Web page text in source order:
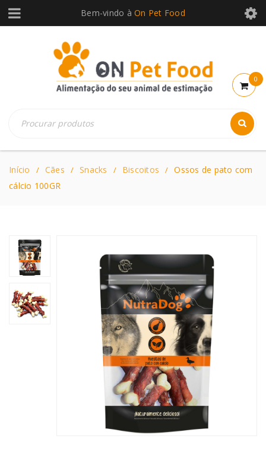
Bem-vindo àOn Pet Food
0
Início / Cães / Snacks / Biscoitos /
Ossos de pato com
cálcio 100GR